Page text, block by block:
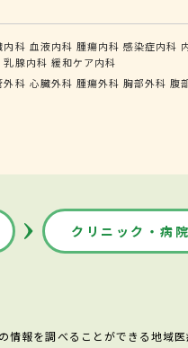
内科 血液内科 腫瘍内科 感染症内科
乳腺内科 緩和ケア内科
外科 心臓外科 腫瘍外科 胸部外科 腹
クリニック・病
報を調べることができる地域医